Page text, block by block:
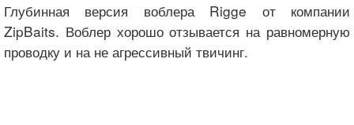
Глубинная версия воблера Rigge от компании
ZipBaits. Воблер хорошо отзывается на равномерную
проводку и на не агрессивный твичинг.